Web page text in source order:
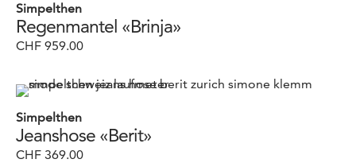
Simpelthen
Regenmantel «Brinja»
CHF 959.00
Simpelthen
Jeanshose «Berit»
CHF 369.00